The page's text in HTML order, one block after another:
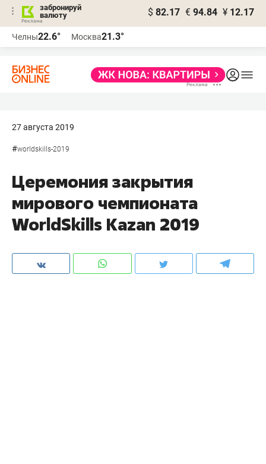
забронируй
валюту
$ 82.17 € 94.84 ¥ 12.17
Челны22.6° Москва21.3°
27 августа 2019
#worldskills-2019
Церемония закрытия
мирового чемпионата
WorldSkills Kazan 2019